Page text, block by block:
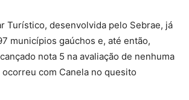
Turístico, desenvolvida pelo Sebrae, já
municípios gaúchos e, até então,
nota 5 na avaliação de nenhuma
ocorreu com Canela no quesito